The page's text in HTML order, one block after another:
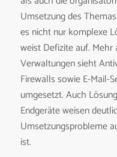
Umsetzung des
es nicht nur komplexe
weist Defizite auf.
Verwaltungen sieht
Firewalls sowie E-Mail-
umgesetzt. Auch
Endgeräte weisen
Umsetzungsprobleme
ist.